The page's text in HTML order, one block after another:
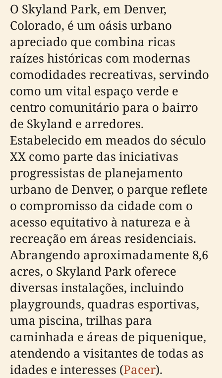
O Skyland Park, em Denver,
Colorado, é um oásis urbano
apreciado que combina ricas
raízes históricas com modernas
comodidades recreativas, servindo
como um vital espaço verde e
centro comunitário para o bairro
de Skyland e arredores.
Estabelecido em meados do século
XX como parte das iniciativas
progressistas de planejamento
urbano de Denver, o parque reflete
o compromisso da cidade com o
acesso equitativo à natureza e à
recreação em áreas residenciais.
Abrangendo aproximadamente 8,6
acres, o Skyland Park oferece
diversas instalações, incluindo
playgrounds, quadras esportivas,
uma piscina, trilhas para
caminhada e áreas de piquenique,
atendendo a visitantes de todas as
idades e interesses (Pacer).